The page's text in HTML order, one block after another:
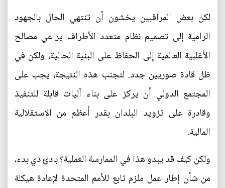
لكن بعض المراقبين يخشون أن تنتهي الحال بالجهود
الرامية إلى تصميم نظام متعدد الأطراف يراعي مصالح
الأغلبية العالمية إلى الحفاظ على البنية الحالية، ولكن في
ظل قادة صوريين جدد. لتجنب هذه النتيجة، يجب على
المجتمع الدولي أن يركز على بناء آليات قابلة للتنفيذ
وقادرة على تزويد البلدان بقدر أعظم من الاستقلالية
المالية.
ولكن كيف قد يبدو هذا في الممارسة العملية؟ بادئ ذي بدء،
من شأن إطار عمل ملزم تابع للأمم المتحدة لإعادة هيكلة